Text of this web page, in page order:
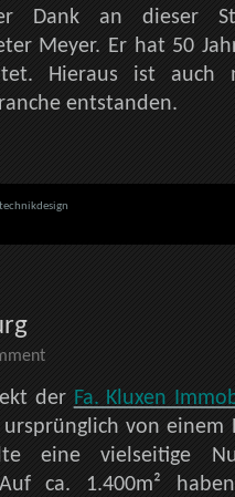
Dank an dieser
Meyer. Er hat 50
Hieraus ist auch
entstanden.
der Fa. Kluxen
ursprünglich von einem
eine vielseitige
ca. 1.400m²